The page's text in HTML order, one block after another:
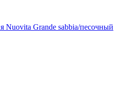
Nuovita Grande sabbia/песочный